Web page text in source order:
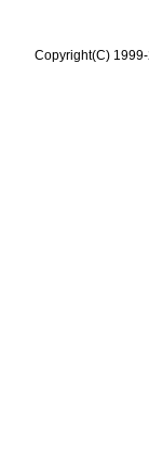
Copyright(C)